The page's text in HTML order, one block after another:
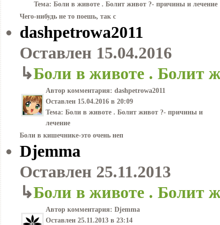
Тема: Боли в животе . Болит живот ?- причины и лечение
Чего-нибудь не то поешь, так с
dashpetrowa2011
Оставлен 15.04.2016
↳Боли в животе . Болит
Автор комментария: dashpetrowa2011
Оставлен 15.04.2016 в 20:09
Тема: Боли в животе . Болит живот ?- причины и
лечение
Боли в кишечнике-это очень неп
Djemma
Оставлен 25.11.2013
↳Боли в животе . Болит
Автор комментария: Djemma
Оставлен 25.11.2013 в 23:14